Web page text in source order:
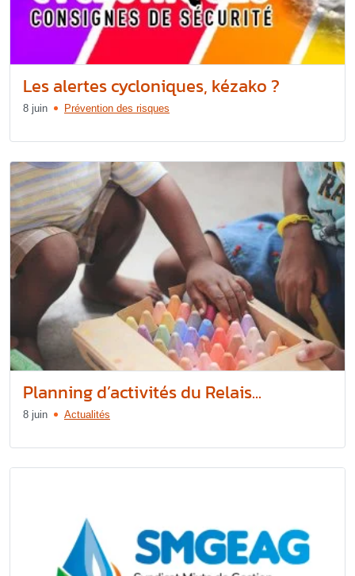
Les alertes cycloniques, kézako ?
8 juin Prévention des risques
Planning d’activités du Relais...
8 juin Actualités